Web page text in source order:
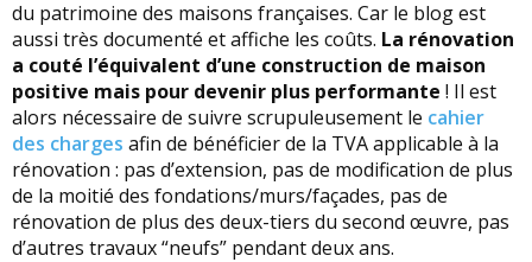
du patrimoine des maisons françaises. Car le blog est
aussi très documenté et affiche les coûts. La rénovation
a couté l’équivalent d’une construction de maison
positive mais pour devenir plus performante ! Il est
alors nécessaire de suivre scrupuleusement le cahier
des charges afin de bénéficier de la TVA applicable à la
rénovation : pas d’extension, pas de modification de plus
de la moitié des fondations/murs/façades, pas de
rénovation de plus des deux-tiers du second œuvre, pas
d’autres travaux “neufs” pendant deux ans.